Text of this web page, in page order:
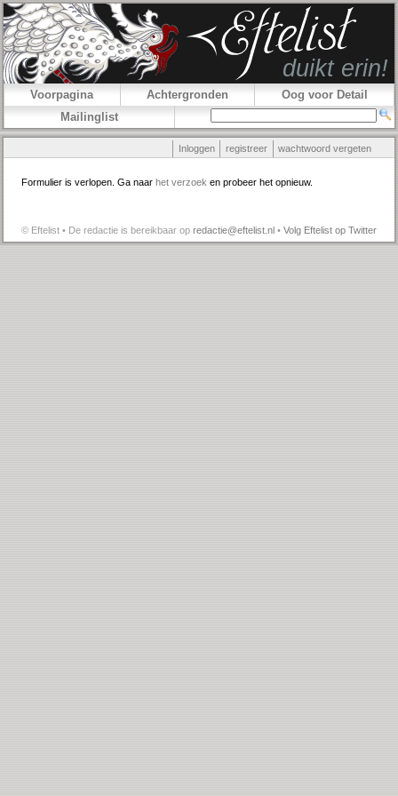
Voorpagina Achtergronden
Oog voor Detail
Mailinglist
Inloggen registreer wachtwoord vergeten
Formulier is verlopen. Ga naar het verzoek en probeer het opnieuw.
© Eftelist • De redactie is bereikbaar op redactie@eftelist.nl • Volg Eftelist op Twitter